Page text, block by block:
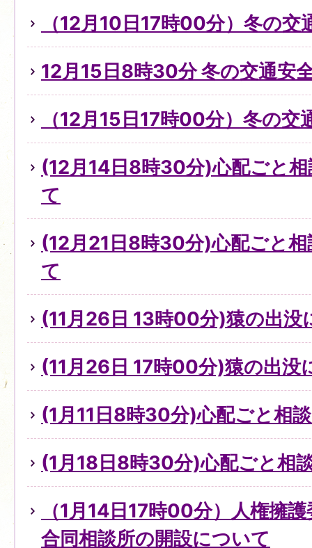
（12月10日17時00分）冬の
12月15日8時30分 冬の交通安
（12月15日17時00分）冬の
(12月14日8時30分)心配ごと
て
(12月21日8時30分)心配ごと
て
(11月26日 13時00分)猿の出没
(11月26日 17時00分)猿の出没
(1月11日8時30分)心配ごと相
(1月18日8時30分)心配ごと相
（1月14日17時00分）人権擁
合同相談所の開設について